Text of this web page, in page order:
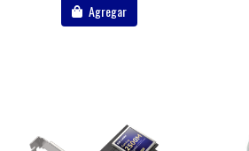
Agregar